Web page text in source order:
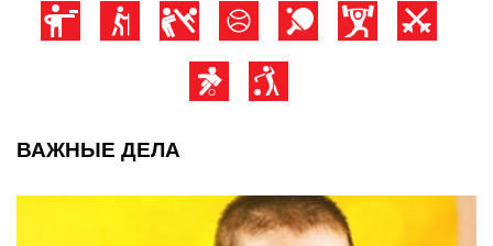
ВАЖНЫЕ ДЕЛА